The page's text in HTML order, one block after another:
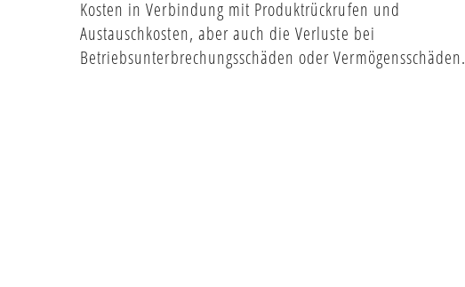
Kosten in Verbindung mit Produktrückrufen und
Austauschkosten, aber auch die Verluste bei
Betriebsunterbrechungsschäden oder Vermögensschäden.